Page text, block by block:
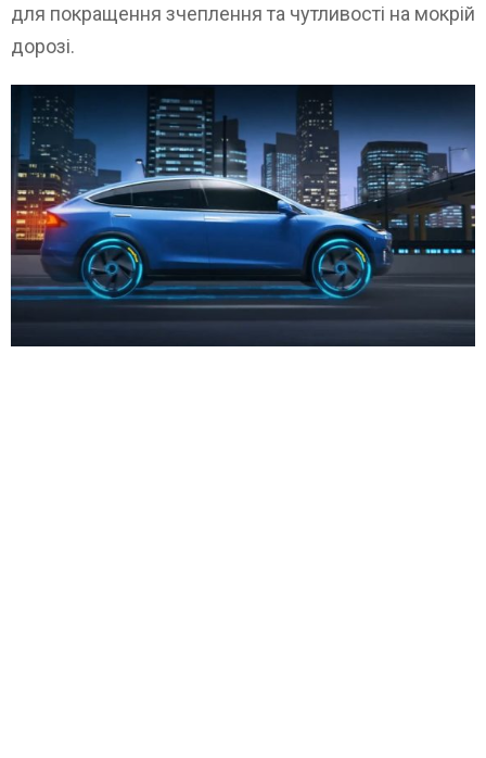
для покращення зчеплення та чутливості на мокрій
дорозі.